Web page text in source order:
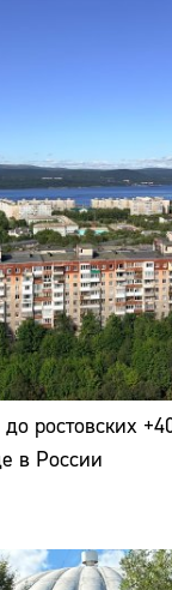
ростовских
в России